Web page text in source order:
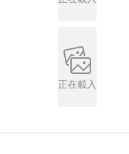
正在載入